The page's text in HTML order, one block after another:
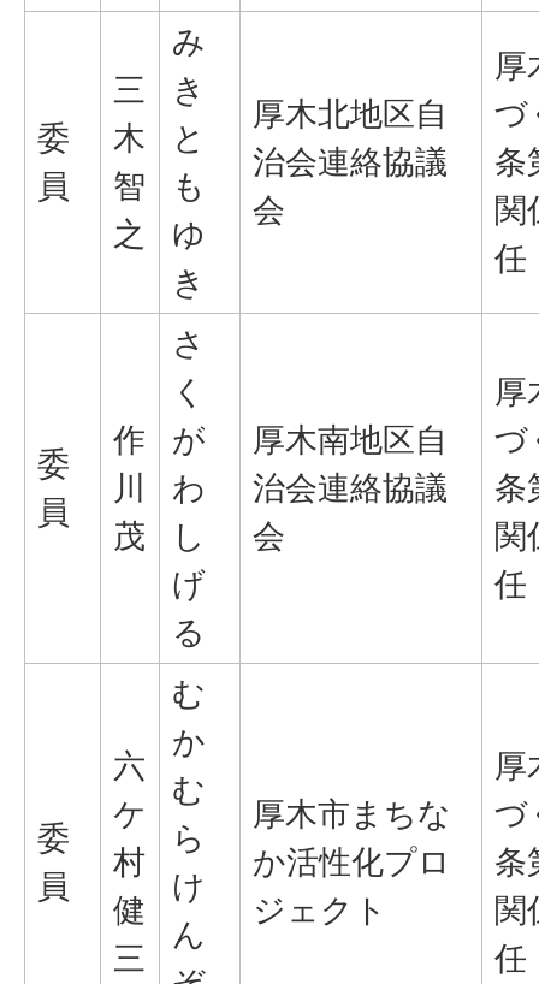
委
員
三
木
智
之
み
き
と
も
ゆ
き
厚木北地区自
治会連絡協議
会
厚
づ
条
関
任
委
員
作
川
茂
さ
く
が
わ
し
げ
る
厚木南地区自
治会連絡協議
会
厚
づ
条
関
任
委
員
六
ケ
村
健
三
む
か
む
ら
け
ん
厚木市まちな
か活性化プロ
ジェクト
厚
づ
条
関
任